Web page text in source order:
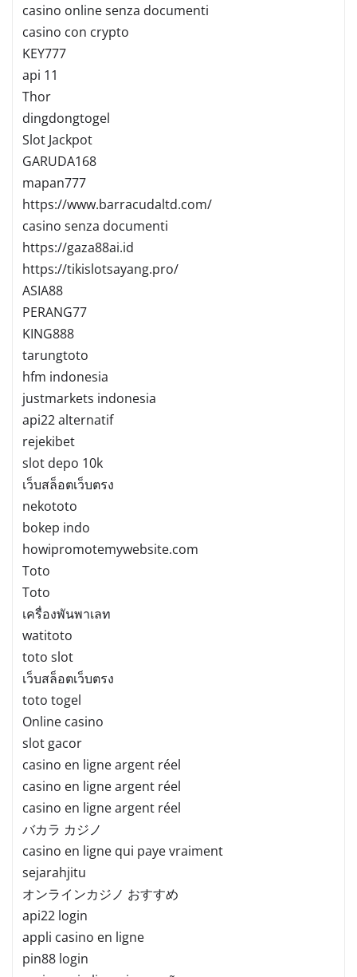
casino online senza documenti
casino con crypto
KEY777
api 11
Thor
dingdongtogel
Slot Jackpot
GARUDA168
mapan777
https://www.barracudaltd.com/
casino senza documenti
https://gaza88ai.id
https://tikislotsayang.pro/
ASIA88
PERANG77
KING888
tarungtoto
hfm indonesia
justmarkets indonesia
api22 alternatif
rejekibet
slot depo 10k
เว็บสล็อตเว็บตรง
nekototo
bokep indo
howipromotemywebsite.com
Toto
Toto
เครื่องพันพาเลท
watitoto
toto slot
เว็บสล็อตเว็บตรง
toto togel
Online casino
slot gacor
casino en ligne argent réel
casino en ligne argent réel
casino en ligne argent réel
バカラ カジノ
casino en ligne qui paye vraiment
sejarahjitu
オンラインカジノ おすすめ
api22 login
appli casino en ligne
pin88 login